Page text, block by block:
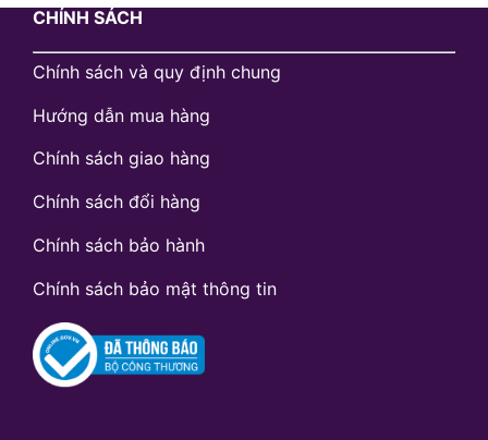
CHÍNH SÁCH
Chính sách và quy định chung
Hướng dẫn mua hàng
Chính sách giao hàng
Chính sách đổi hàng
Chính sách bảo hành
Chính sách bảo mật thông tin